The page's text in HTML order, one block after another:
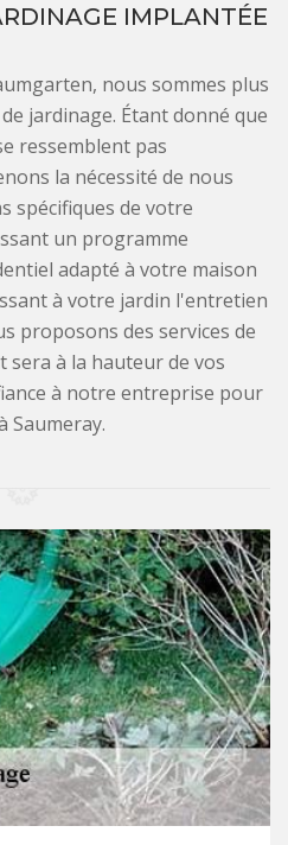
IMPLANTÉE
nous sommes plus
jardinage. Étant donné que
ressemblent pas
la nécessité de nous
spécifiques de votre
un programme
adapté à votre maison
à votre jardin l'entretien
proposons des services de
sera à la hauteur de vos
à notre entreprise pour
Saumeray.